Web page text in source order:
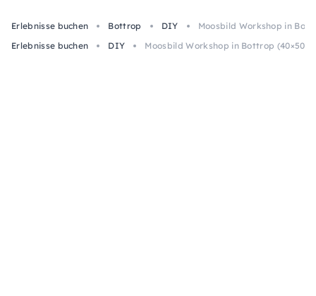
Erlebnisse buchen Bottrop DIY
Moosbild Workshop in
Erlebnisse buchen
DIY Moosbild Workshop in Bottrop (40×50